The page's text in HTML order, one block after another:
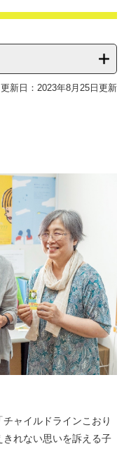
更新日：2023年8月25日更新
ャイルドラインこおり
れない思いを訴える子